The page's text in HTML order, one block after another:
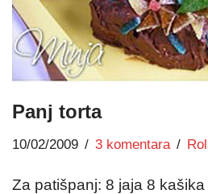
Panj torta
10/02/2009 3 komentara
Za patišpanj: 8 jaja 8